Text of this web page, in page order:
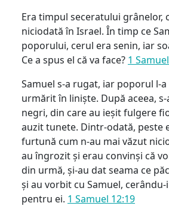
Era timpul seceratului grânelor,
niciodată în Israel. În timp ce
poporului, cerul era senin, iar
Ce a spus el că va face? 1
Samuel s-a rugat, iar poporul l-a
urmărit în liniște. După aceea,
negri, din care au ieșit fulgere
auzit tunete. Dintr-odată, peste
furtună cum n-au mai văzut
au îngrozit și erau convinși că
din urmă, și-au dat seama ce
și au vorbit cu Samuel, cerându-
pentru ei. 1 Samuel 12:19